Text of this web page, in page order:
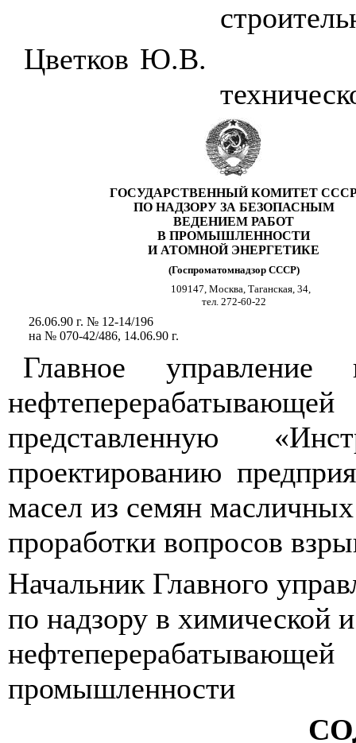
строитель
Цветков Ю.В.
ГОСУДАРСТВЕННЫЙ КОМИТЕТ
ПО НАДЗОРУ ЗА БЕЗОПАСНЫМ
ВЕДЕНИЕМ РАБОТ
В ПРОМЫШЛЕННОСТИ
И АТОМНОЙ ЭНЕРГЕТИКЕ
(Госпроматомнадзор СССР)
109147, Москва, Таганская, 34,
тел. 272-60-22
26.06.90 г. № 12-14/196
на № 070-42/486, 14.06.90 г.
Главное
представленную
проектированию
масел из семян масличных
проработки вопросов
Начальник Главного
по надзору в химической и
нефтеперерабатывающей
промышленности